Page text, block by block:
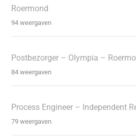
Roermond
94 weergaven
Postbezorger – Olympia –
84 weergaven
Process Engineer – Independent
79 weergaven